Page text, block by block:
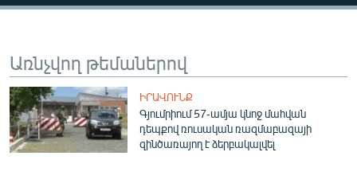
ՏԵՍԱՆՅՈՒԹԵՐ
ԲԱՆԱՎԵՃ
ՁԳՏԵԼՈՎ ԼԱՎԱԳՈՒՅՆԻՆ
Առնչվող թեմաներով
ԻՐԱՎՈՒՆՔ
Գյումրիում 57-ամյա կնոջ մահվան
դեպքով ռուսական ռազմաբազայի
զինծառայող է ձերբակալվել